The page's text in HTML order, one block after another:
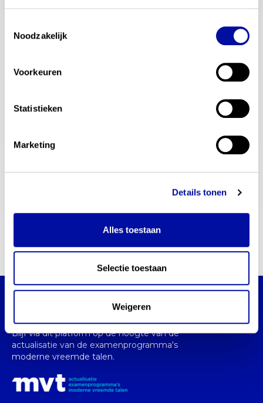
Noodzakelijk
Voorkeuren
Statistieken
Marketing
Details tonen
Alles toestaan
Selectie toestaan
Weigeren
E-mail
Stationsplein 1, 3818 LE, Amersfoort
Postbus 502, 3008AM, Amersfoort Nederland
communicatie@slo.nl
Blijf via dit platform op de hoogte van de
actualisatie van de examenprogramma's
moderne vreemde talen.